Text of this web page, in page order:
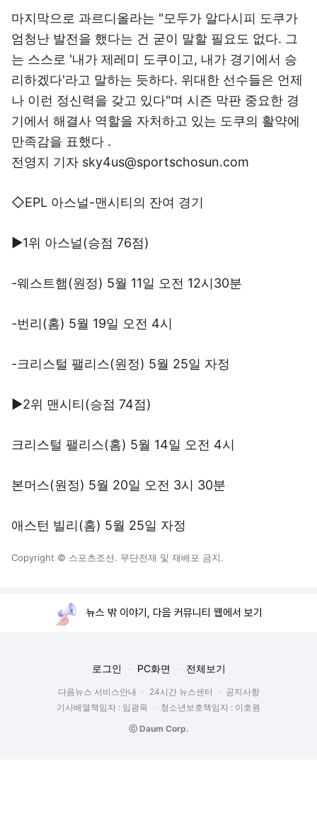
마지막으로 과르디올라는 "모두가 알다시피 도쿠가
엄청난 발전을 했다는 건 굳이 말할 필요도 없다. 그
는 스스로 '내가 제레미 도쿠이고, 내가 경기에서 승
리하겠다'라고 말하는 듯하다. 위대한 선수들은 언제
나 이런 정신력을 갖고 있다"며 시즌 막판 중요한 경
기에서 해결사 역할을 자처하고 있는 도쿠의 활약에
만족감을 표했다 .
전영지 기자 sky4us@sportschosun.com
◇EPL 아스널-맨시티의 잔여 경기
▶1위 아스널(승점 76점)
-웨스트햄(원정) 5월 11일 오전 12시30분
-번리(홈) 5월 19일 오전 4시
-크리스털 팰리스(원정) 5월 25일 자정
▶2위 맨시티(승점 74점)
크리스털 팰리스(홈) 5월 14일 오전 4시
본머스(원정) 5월 20일 오전 3시 30분
애스턴 빌리(홈) 5월 25일 자정
Copyright © 스포츠조선. 무단전재 및 재배포 금지.
뉴스 밖 이야기, 다음 커뮤니티 웹에서 보기
로그인 PC화면 전체보기
다음뉴스 서비스안내 24시간 뉴스센터
공지사항
기사배열책임자 : 임광욱
청소년보호책임자 : 이호원
ⓒ Daum Corp.